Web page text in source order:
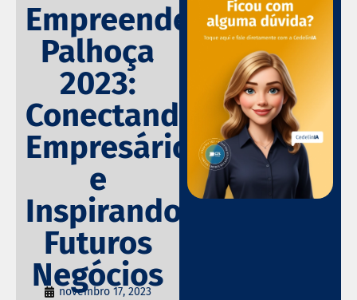
Empreende
Palhoça
2023:
Conectando
Empresários
e
Inspirando
Futuros
Negócios
novembro 17, 2023